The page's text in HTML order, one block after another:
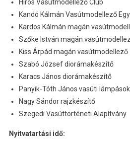
Hírös Vasútmodellező Club
Kandó Kálmán Vasútmodellező
Kardos Kálmán magán
Szőke István magán
Kiss Árpád magán vasútmodellező
Szabó József diorámakészítő
Karacs János diorámakészítő
Panyik-Tóth János vasúti
Nagy Sándor rajzkészítő
Szegedi Vasúttörténeti Alapítvány
Nyitvatartási idő: